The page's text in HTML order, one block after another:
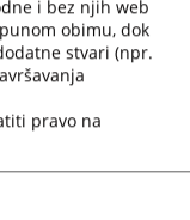
i bez njih web
obimu, dok
stvari (npr.
pravo na